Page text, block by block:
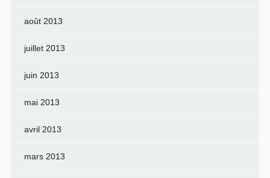
août 2013
juillet 2013
juin 2013
mai 2013
avril 2013
mars 2013